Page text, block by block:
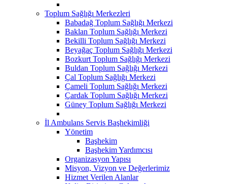
Toplum Sağlığı Merkezleri
Babadağ Toplum Sağlığı Merkezi
Baklan Toplum Sağlığı Merkezi
Bekilli Toplum Sağlığı Merkezi
Beyağaç Toplum Sağlığı Merkezi
Bozkurt Toplum Sağlığı Merkezi
Buldan Toplum Sağlığı Merkezi
Çal Toplum Sağlığı Merkezi
Çameli Toplum Sağlığı Merkezi
Çardak Toplum Sağlığı Merkezi
Güney Toplum Sağlığı Merkezi
İl Ambulans Servis Başhekimliği
Yönetim
Başhekim
Başhekim Yardımcısı
Organizasyon Yapısı
Misyon, Vizyon ve Değerlerimiz
Hizmet Verilen Alanlar